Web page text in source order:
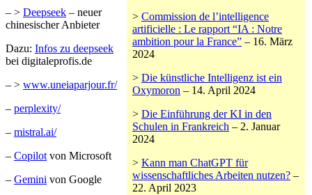
> Commission de l’intelligence
artificielle : Le rapport “IA : Notre
ambition pour la France” – 16. März
2024
> Die künstliche Intelligenz ist ein
Oxymoron – 14. April 2024
> Die Einführung der KI in den
Schulen in Frankreich – 2. Januar
2024
> Kann man ChatGPT für
wissenschaftliches Arbeiten nutzen? –
22. April 2023
– > Deepseek – neuer
chinesischer Anbieter
Dazu: Infos zu deepseek
bei digitaleprofis.de
– > www.uneiaparjour.fr/
– perplexity/
– mistral.ai/
– Copilotvon Microsoft
– Gemini von Google